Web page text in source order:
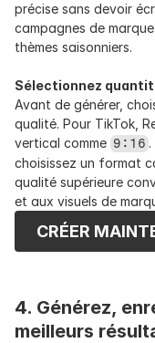
précise sans devoir
campagnes de
thèmes saisonniers.
Sélectionnez
Avant de générer,
qualité. Pour TikTok,
vertical comme 9:16 .
choisissez un format
qualité supérieure
et aux visuels de
CRÉER
4. Générez,
meilleurs